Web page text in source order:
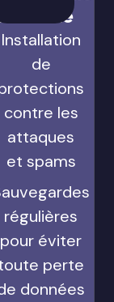
propos…)
Sauvegarde
& Sécurité
Installation
de
protections
contre les
attaques
et spams